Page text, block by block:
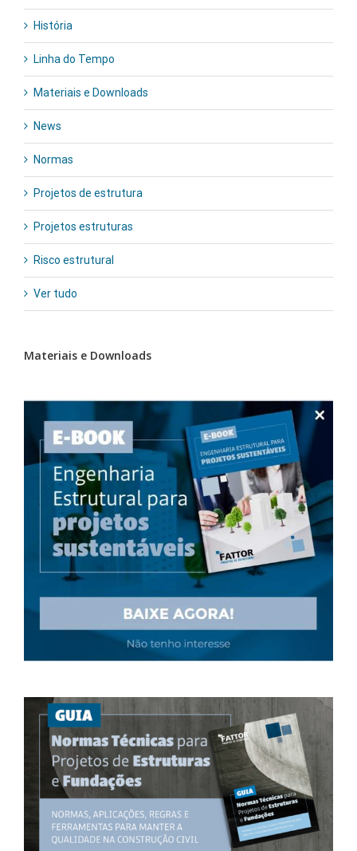
História
Linha do Tempo
Materiais e Downloads
News
Normas
Projetos de estrutura
Projetos estruturas
Risco estrutural
Ver tudo
Materiais e Downloads